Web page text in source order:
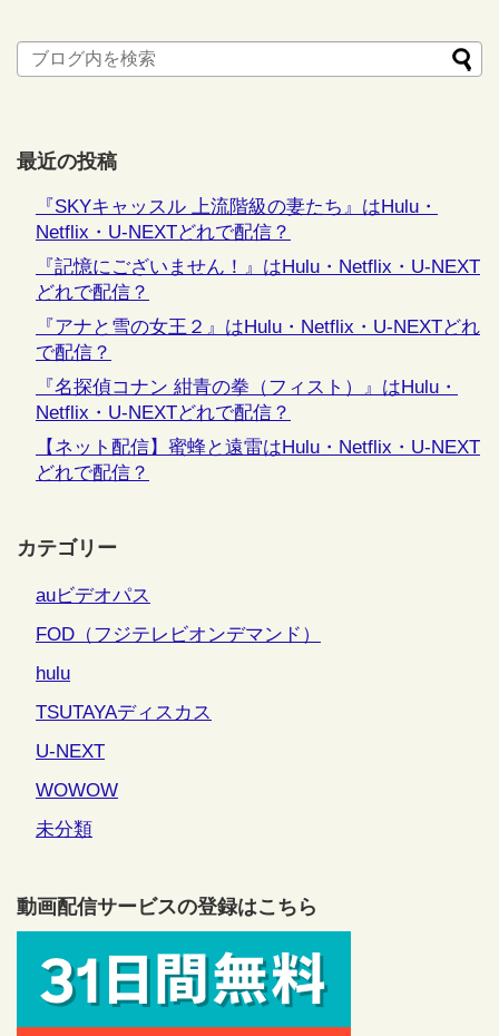
最近の投稿
『SKYキャッスル 上流階級の妻たち』はHulu・
Netflix・U-NEXTどれで配信？
『記憶にございません！』はHulu・Netflix・U-NEXT
どれで配信？
『アナと雪の女王２』はHulu・Netflix・U-NEXTどれ
で配信？
『名探偵コナン 紺青の拳（フィスト）』はHulu・
Netflix・U-NEXTどれで配信？
【ネット配信】蜜蜂と遠雷はHulu・Netflix・U-NEXT
どれで配信？
カテゴリー
auビデオパス
FOD（フジテレビオンデマンド）
hulu
TSUTAYAディスカス
U-NEXT
WOWOW
未分類
動画配信サービスの登録はこちら